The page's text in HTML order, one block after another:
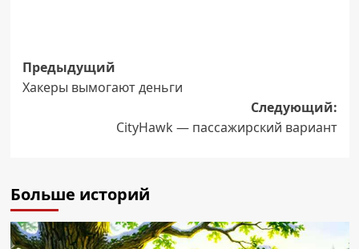
Навигация
записи
Предыдущий
Хакеры вымогают деньги
Следующий:
CityHawk — пассажирский вариант
Больше историй